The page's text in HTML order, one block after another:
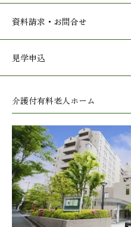
資料請求・お問合せ
見学申込
介護付有料老人ホーム